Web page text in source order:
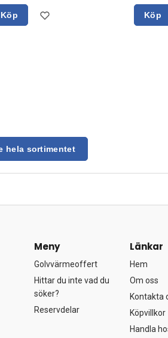
Köp Köp
hela sortimentet
Meny
Golvvärmeoffert
Hittar du inte vad du
söker?
Reservdelar
Länkar
Hem
Om oss
Kontakta
Köpvillkor
Handla